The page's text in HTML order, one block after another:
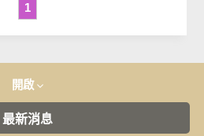
1
開啟
最新消息